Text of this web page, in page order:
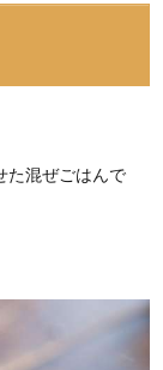
た混ぜごはんで